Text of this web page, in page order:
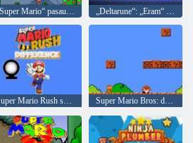
„Super Mario“ pasaulio legenda iš keturių raktų „Deltarune“: „Eram“ bosas Mario
Super Mario Rush skirtumas Super Mario Bros: dviejų žaidėjų įsilaužimas